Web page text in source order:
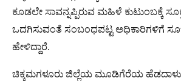
ಕೂಡಲೇ ಸಾವನ್ನಪ್ಪಿರುವ ಮಹಿಳೆ ಕುಟುಂಬಕ್ಕೆ
ಒದಗಿಸುವಂತೆ ಸಂಬಂಧಪಟ್ಟ ಅಧಿಕಾರಿಗಳಿಗೆ
ಹೇಳಿದ್ದಾರೆ.
ಚಿಕ್ಕಮಗಳೂರು ಜಿಲ್ಲೆಯ ಮೂಡಿಗೆರೆಯ ಹೆಡದಾಳು